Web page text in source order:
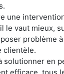
une
le vaut mieux,
problème
clientèle.
solutionner en